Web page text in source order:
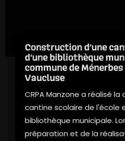
Construction d’une
d’une bibliothèque
commune de
Vaucluse
CRPA Manzone a réalisé
cantine scolaire de l'école
bibliothèque municipale.
préparation et de la